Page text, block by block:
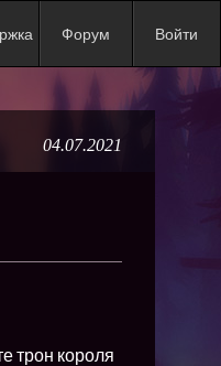
Форум Войти
04.07.2021
трон короля